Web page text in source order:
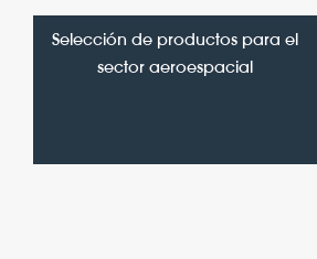
Selección de productos para el
sector aeroespacial